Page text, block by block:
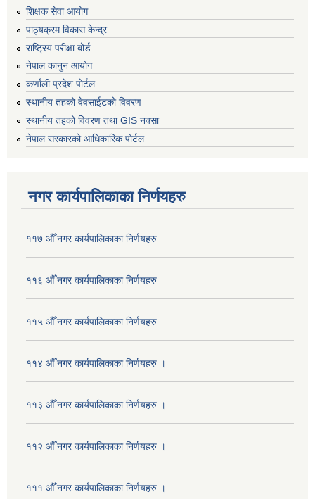
शिक्षक सेवा आयोग
पाठ्यक्रम विकास केन्द्र
राष्ट्रिय परीक्षा बोर्ड
नेपाल कानुन आयोग
कर्णाली प्रदेश पोर्टल
स्थानीय तहको वेवसाईटको विवरण
स्थानीय तहको विवरण तथा GIS नक्सा
नेपाल सरकारको आधिकारिक पोर्टल
नगर कार्यपालिकाका निर्णयहरु
११७ औँ नगर कार्यपालिकाका निर्णयहरु
११६ औँ नगर कार्यपालिकाका निर्णयहरु
११५ औँ नगर कार्यपालिकाका निर्णयहरु
११४ औँ नगर कार्यपालिकाका निर्णयहरु ।
११३ औँ नगर कार्यपालिकाका निर्णयहरु ।
११२ औँ नगर कार्यपालिकाका निर्णयहरु ।
१११ औँ नगर कार्यपालिकाका निर्णयहरु ।